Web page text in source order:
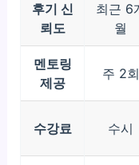
후기 신
뢰도
최근 6
월
멘토링
제공
주 2회
수강료 수시